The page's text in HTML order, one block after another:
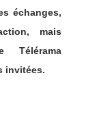
échanges,
mais
Télérama
invitées.